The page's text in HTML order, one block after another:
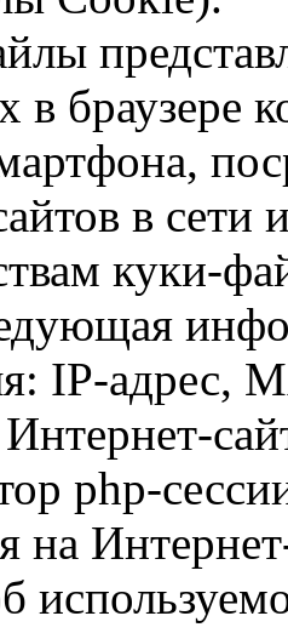
в браузере
в сети
куки-
IP-адрес,
php-
на